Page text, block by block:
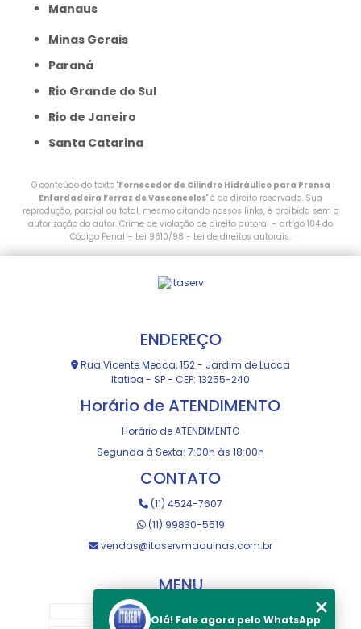
Manaus
Minas Gerais
Paraná
Rio Grande do Sul
Rio de Janeiro
Santa Catarina
O conteúdo do texto "Fornecedor de Cilindro Hidráulico para Prensa
Enfardadeira Ferraz de Vasconcelos" é de direito reservado. Sua
reprodução, parcial ou total, mesmo citando nossos links, é proibida sem a
autorização do autor. Crime de violação de direito autoral – artigo 184 do
Código Penal – Lei 9610/98 - Lei de direitos autorais.
ENDEREÇO
Rua Vicente Mecca, 152 - Jardim de Lucca
Itatiba - SP - CEP: 13255-240
Horário de ATENDIMENTO
Horário de ATENDIMENTO
Segunda à Sexta: 7:00h às 18:00h
CONTATO
(11) 4524-7607
(11) 99830-5519
vendas@itaservmaquinas.com.br
MENU
Olá! Fale agora pelo WhatsApp